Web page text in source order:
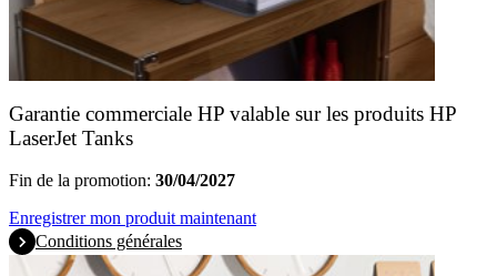
Garantie commerciale HP valable sur les produits HP
LaserJet Tanks
Fin de la promotion: 30/04/2027
Enregistrer mon produit maintenant
Conditions générales